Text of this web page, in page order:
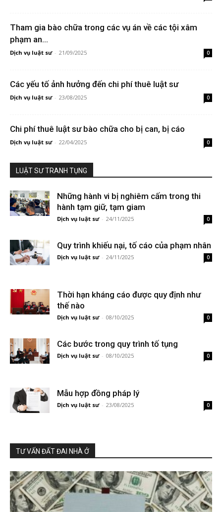
Tham gia bào chữa trong các vụ án về các tội xâm
phạm an...
Dịch vụ luật sư - 21/09/2025 0
Các yếu tố ảnh hưởng đến chi phí thuê luật sư
Dịch vụ luật sư - 23/08/2025 0
Chi phí thuê luật sư bào chữa cho bị can, bị cáo
Dịch vụ luật sư - 22/04/2025 0
LUẬT SƯ TRANH TỤNG
Những hành vi bị nghiêm cấm trong thi
hành tạm giữ, tạm giam
Dịch vụ luật sư - 24/11/2025 0
Quy trình khiếu nại, tố cáo của phạm nhân
Dịch vụ luật sư - 24/11/2025 0
Thời hạn kháng cáo được quy định như
thế nào
Dịch vụ luật sư - 08/10/2025 0
Các bước trong quy trình tố tụng
Dịch vụ luật sư - 08/10/2025 0
Mẫu hợp đồng pháp lý
Dịch vụ luật sư - 23/08/2025 0
TƯ VẤN ĐẤT ĐAI NHÀ Ở